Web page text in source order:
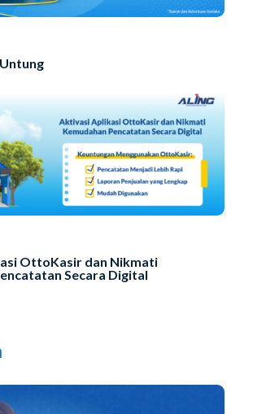
OttoKasir dan Nikmati
Secara Digital